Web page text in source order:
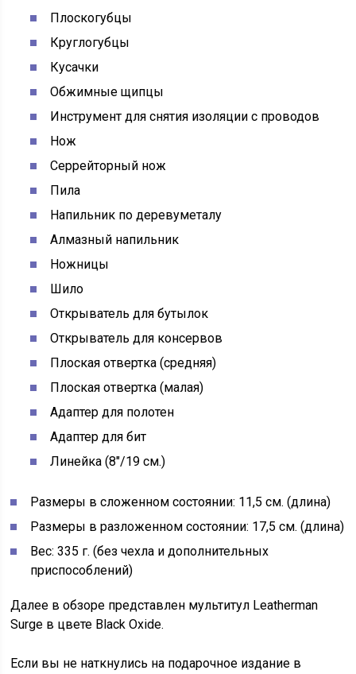
Плоскогубцы
Круглогубцы
Кусачки
Обжимные щипцы
Инструмент для снятия изоляции с проводов
Нож
Серрейторный нож
Пила
Напильник по деревуметалу
Алмазный напильник
Ножницы
Шило
Открыватель для бутылок
Открыватель для консервов
Плоская отвертка (средняя)
Плоская отвертка (малая)
Адаптер для полотен
Адаптер для бит
Линейка (8″/19 см.)
Размеры в сложенном состоянии: 11,5 см. (длина)
Размеры в разложенном состоянии: 17,5 см. (длина)
Вес: 335 г. (без чехла и дополнительных
приспособлений)
Далее в обзоре представлен мультитул Leatherman
Surge в цвете Black Oxide.
Если вы не наткнулись на подарочное издание в